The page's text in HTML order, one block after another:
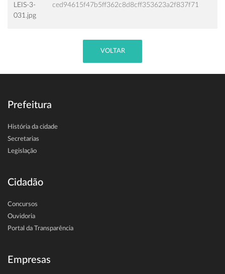
LEIS-3-
031.jpg
ced94615f47b5ff362c8d8cff353623a2f837f71
VOLTAR
Prefeitura
História da cidade
Secretarias
Legislação
Cidadão
Concursos
Ouvidoria
Portal da Transparência
Empresas